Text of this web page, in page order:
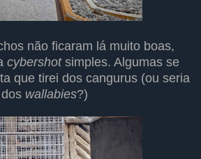
não ficaram lá muito boas,
cybershot simples. Algumas se
que tirei dos cangurus (ou seria
dos wallabies?)